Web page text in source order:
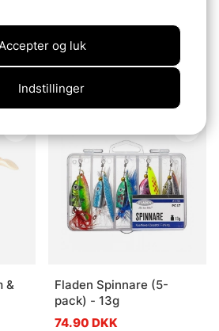
-
Mikado Sicario 18cm &
Stinger Bundle
101.60 DKK
&
Fladen Spinnare (5-
pack) - 13g
74.90 DKK
Indstillinger
og luk